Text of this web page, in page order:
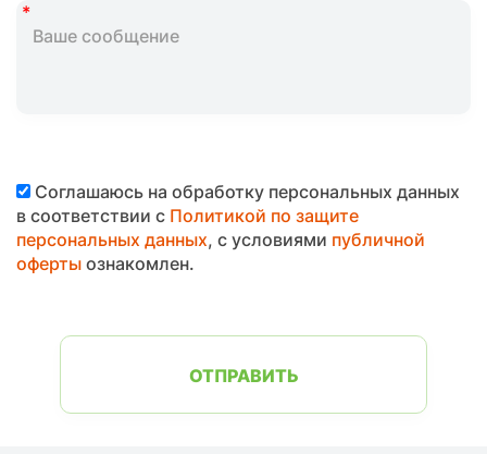
Соглашаюсь на обработку персональных данных
в соответствии с Политикой по защите
персональных данных, с условиями публичной
офертыознакомлен.
ОТПРАВИТЬ